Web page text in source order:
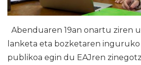
Abenduaren 19an onartu ziren
lanketa eta bozketaren
publikoa egin du EAJren